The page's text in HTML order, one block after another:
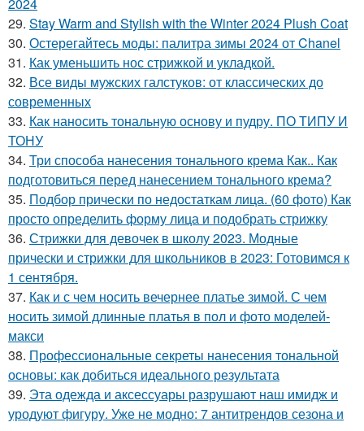
2024
29. Stay Warm and Stylish with the Winter 2024 Plush Coat
30. Остерегайтесь моды: палитра зимы 2024 от Chanel
31. Как уменьшить нос стрижкой и укладкой.
32. Все виды мужских галстуков: от классических до
современных
33. Как наносить тональную основу и пудру. ПО ТИПУ И
ТОНУ
34. Три способа нанесения тонального крема Как.. Как
подготовиться перед нанесением тонального крема?
35. Подбор прически по недостаткам лица. (60 фото) Как
просто определить форму лица и подобрать стрижку
36. Стрижки для девочек в школу 2023. Модные
прически и стрижки для школьников в 2023: Готовимся к
1 сентября.
37. Как и с чем носить вечернее платье зимой. С чем
носить зимой длинные платья в пол и фото моделей-
макси
38. Профессиональные секреты нанесения тональной
основы: как добиться идеального результата
39. Эта одежда и аксессуары разрушают наш имидж и
уродуют фигуру. Уже не модно: 7 антитрендов сезона и